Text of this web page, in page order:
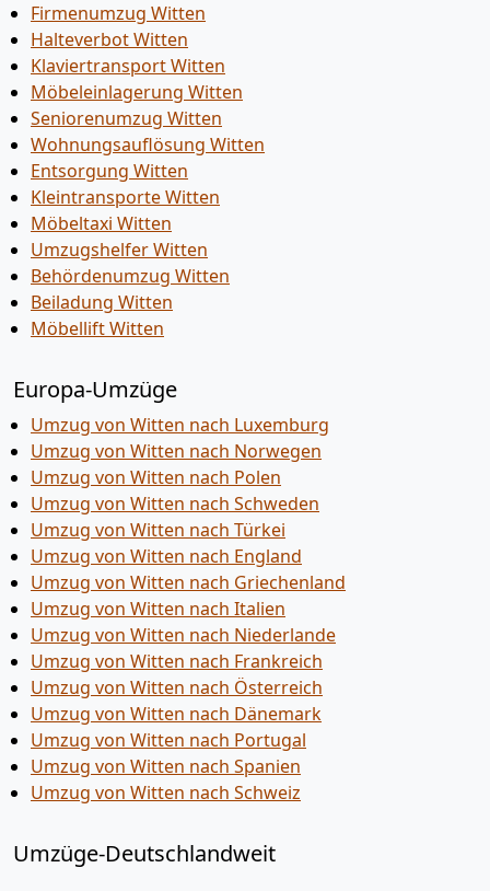
Firmenumzug Witten
Halteverbot Witten
Klaviertransport Witten
Möbeleinlagerung Witten
Seniorenumzug Witten
Wohnungsauflösung Witten
Entsorgung Witten
Kleintransporte Witten
Möbeltaxi Witten
Umzugshelfer Witten
Behördenumzug Witten
Beiladung Witten
Möbellift Witten
Europa-Umzüge
Umzug von Witten nach Luxemburg
Umzug von Witten nach Norwegen
Umzug von Witten nach Polen
Umzug von Witten nach Schweden
Umzug von Witten nach Türkei
Umzug von Witten nach England
Umzug von Witten nach Griechenland
Umzug von Witten nach Italien
Umzug von Witten nach Niederlande
Umzug von Witten nach Frankreich
Umzug von Witten nach Österreich
Umzug von Witten nach Dänemark
Umzug von Witten nach Portugal
Umzug von Witten nach Spanien
Umzug von Witten nach Schweiz
Umzüge-Deutschlandweit